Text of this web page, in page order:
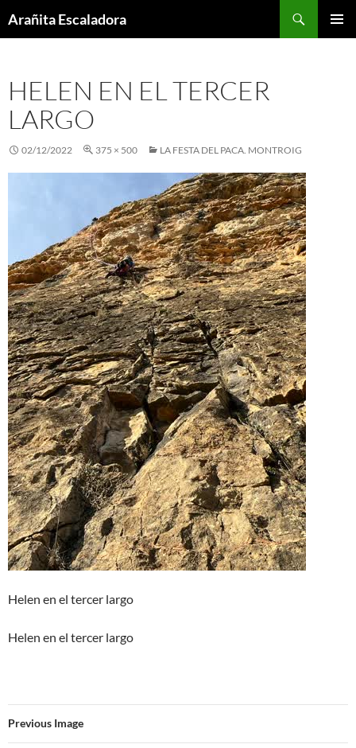
toArañita Escaladora
HELEN EN EL TERCER
LARGO
02/12/2022 375 × 500 LA FESTA DEL PACA. MONTROIG
Helen en el tercer largo
Helen en el tercer largo
Previous Image